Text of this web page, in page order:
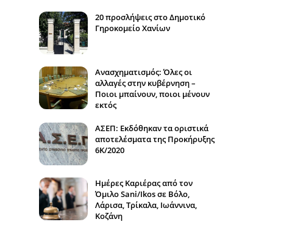
20 προσλήψεις στο Δημοτικό
Γηροκομείο Χανίων
Ανασχηματισμός: Όλες οι
αλλαγές στην κυβέρνηση –
Ποιοι μπαίνουν, ποιοι μένουν
εκτός
ΑΣΕΠ: Εκδόθηκαν τα οριστικά
αποτελέσματα της Προκήρυξης
6Κ/2020
Ημέρες Καριέρας από τον
Όμιλο Sani/Ikos σε Βόλο,
Λάρισα, Τρίκαλα, Ιωάννινα,
Κοζάνη